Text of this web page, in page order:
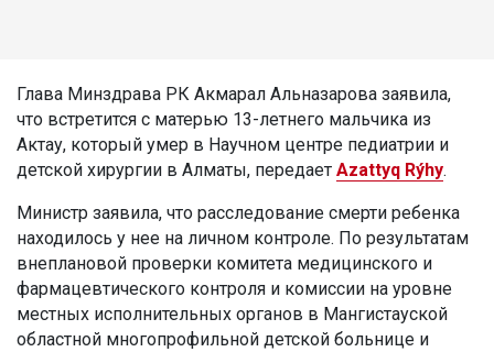
Глава Минздрава РК Акмарал Альназарова заявила,
что встретится с матерью 13-летнего мальчика из
Актау, который умер в Научном центре педиатрии и
детской хирургии в Алматы, передает Azattyq Rýhy.
Министр заявила, что расследование смерти ребенка
находилось у нее на личном контроле. По результатам
внеплановой проверки комитета медицинского и
фармацевтического контроля и комиссии на уровне
местных исполнительных органов в Мангистауской
областной многопрофильной детской больнице и